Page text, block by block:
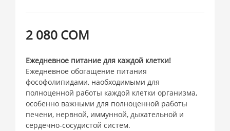
2 080 СОМ
Ежедневное питание для каждой клетки!
Ежедневное обогащение питания
фософолипидами, наобходимыми для
полноценной работы каждой клетки организма,
особенно важными для полноценной работы
печени, нервной, иммунной, дыхательной и
сердечно-сосудистой систем.